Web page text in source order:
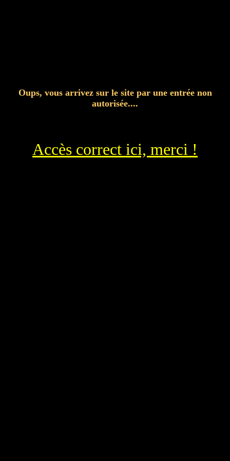
Oups, vous arrivez sur le site par une entrée non
autorisée....
Accès correct ici, merci !